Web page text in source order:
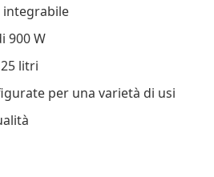
integrabile
900 W
litri
per una varietà di usi